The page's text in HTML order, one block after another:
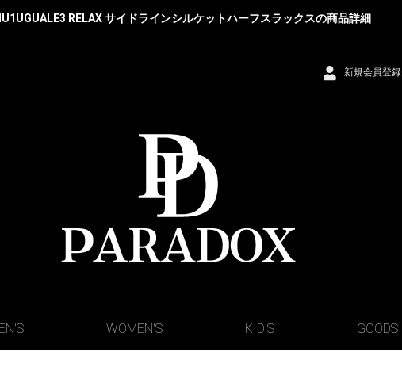
RELAX サイドラインシルケットハーフスラックスの商品詳細
新規会員登録
WOMEN'S KID'S GOODS